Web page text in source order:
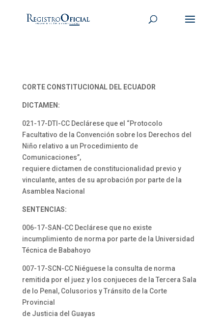
CORTE CONSTITUCIONAL DEL ECUADOR
DICTAMEN:
021-17-DTI-CC Declárese que el “Protocolo
Facultativo de la Convención sobre los Derechos del
Niño relativo a un Procedimiento de
Comunicaciones”,
requiere dictamen de constitucionalidad previo y
vinculante, antes de su aprobación por parte de la
Asamblea Nacional
SENTENCIAS:
006-17-SAN-CC Declárese que no existe
incumplimiento de norma por parte de la Universidad
Técnica de Babahoyo
007-17-SCN-CC Niéguese la consulta de norma
remitida por el juez y los conjueces de la Tercera Sala
de lo Penal, Colusorios y Tránsito de la Corte
Provincial
de Justicia del Guayas